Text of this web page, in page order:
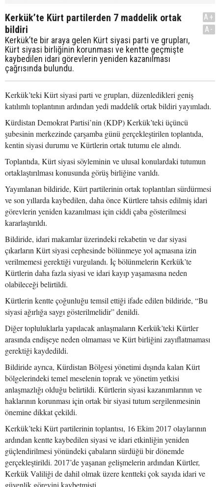
Kerkük’te Kürt partilerden 7 maddelik ortak
bildiri
Kerkük’te bir araya gelen Kürt siyasi parti ve grupları,
Kürt siyasi birliğinin korunması ve kentte geçmişte
kaybedilen idari görevlerin yeniden kazanılması
çağrısında bulundu.
A+
A-
Kerkük’teki Kürt siyasi parti ve grupları, düzenledikleri geniş
katılımlı toplantının ardından yedi maddelik ortak bildiri yayımladı.
Kürdistan Demokrat Partisi’nin (KDP) Kerkük’teki üçüncü
şubesinin merkezinde çarşamba günü gerçekleştirilen toplantıda,
kentin siyasi durumu ve Kürtlerin ortak tutumu ele alındı.
Toplantıda, Kürt siyasi söyleminin ve ulusal konulardaki tutumun
ortaklaştırılması konusunda görüş birliğine varıldı.
Yayımlanan bildiride, Kürt partilerinin ortak toplantıları sürdürmesi
ve son yıllarda kaybedilen, daha önce Kürtlere tahsis edilmiş idari
görevlerin yeniden kazanılması için ciddi çaba gösterilmesi
kararlaştırıldı.
Bildiride, idari makamlar üzerindeki rekabetin ve dar siyasi
çıkarların Kürt siyasi cephesinde bölünmeye yol açmasına izin
verilmemesi gerektiği vurgulandı. İç bölünmelerin Kerkük’te
Kürtlerin daha fazla siyasi ve idari kayıp yaşamasına neden
olabileceği belirtildi.
Kürtlerin kentte çoğunluğu temsil ettiği ifade edilen bildiride, “Bu
siyasi ağırlığa saygı gösterilmelidir” denildi.
Diğer topluluklarla yapılacak anlaşmaların Kerkük’teki Kürtler
arasında endişeye neden olmaması ve Kürt birliğini zayıflatmaması
gerektiği kaydedildi.
Bildiride ayrıca, Kürdistan Bölgesi yönetimi dışında kalan Kürt
bölgelerindeki temel meselenin toprak ve yönetim yetkisi
anlaşmazlığı olduğu belirtildi. Kürtlerin siyasi kazanımlarının ve
haklarının korunması için ortak bir siyasi tutum sergilenmesinin
önemine dikkat çekildi.
Kerkük’teki Kürt partilerinin toplantısı, 16 Ekim 2017 olaylarının
ardından kentte kaybedilen siyasi ve idari etkinliğin yeniden
güçlendirilmesi yönündeki çabaların sürdüğü bir dönemde
gerçekleştirildi. 2017’de yaşanan gelişmelerin ardından Kürtler,
Kerkük Valiliği de dahil olmak üzere kentteki çok sayıda idari ve
güvenlik görevini kaybetmişti.